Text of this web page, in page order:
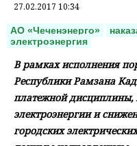
27.02.2017 10:34
АО «Чеченэнерго»
электроэнергия
В рамках исполнения
Республики Рамзана
платежной
электроэнергии и
городских